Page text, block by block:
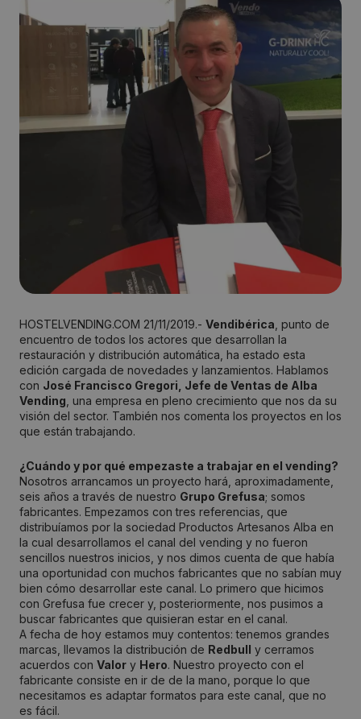
HOSTELVENDING.COM 21/11/2019.- Vendibérica , punto de
encuentro de todos los actores que desarrollan la
restauración y distribución automática, ha estado esta
edición cargada de novedades y lanzamientos. Hablamos
con José Francisco Gregori, Jefe de Ventas de Alba
Vending , una empresa en pleno crecimiento que nos da su
visión del sector. También nos comenta los proyectos en los
que están trabajando.
¿Cuándo y por qué empezaste a trabajar en el vending?
Nosotros arrancamos un proyecto hará, aproximadamente,
seis años a través de nuestro Grupo Grefusa; somos
fabricantes. Empezamos con tres referencias, que
distribuíamos por la sociedad Productos Artesanos Alba en
la cual desarrollamos el canal del vending y no fueron
sencillos nuestros inicios, y nos dimos cuenta de que había
una oportunidad con muchos fabricantes que no sabían muy
bien cómo desarrollar este canal. Lo primero que hicimos
con Grefusa fue crecer y, posteriormente, nos pusimos a
buscar fabricantes que quisieran estar en el canal.
A fecha de hoy estamos muy contentos: tenemos grandes
marcas, llevamos la distribución de Redbull y cerramos
acuerdos con Valor y Hero. Nuestro proyecto con el
fabricante consiste en ir de de la mano, porque lo que
necesitamos es adaptar formatos para este canal, que no
es fácil.